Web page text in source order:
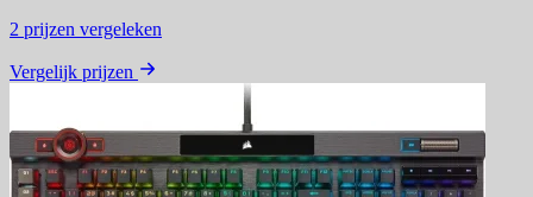
2 prijzen vergeleken
Vergelijk prijzen